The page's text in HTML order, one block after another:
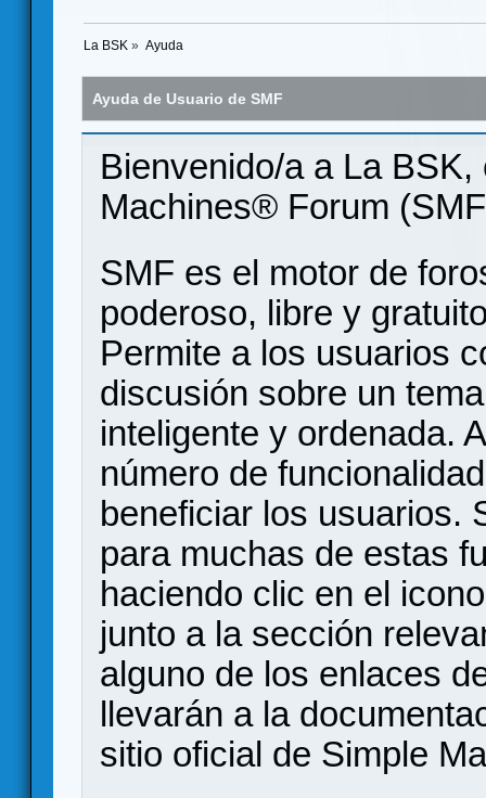
La BSK » Ayuda
Ayuda de Usuario de SMF
Bienvenido/a a La
Machines® Forum
SMF es el motor de
poderoso, libre y
Permite a los usuarios
discusión sobre un
inteligente y ordenada.
número de
beneficiar los usuarios.
para muchas de estas
haciendo clic en el
junto a la sección
alguno de los enlaces
llevarán a la
sitio oficial de Simple